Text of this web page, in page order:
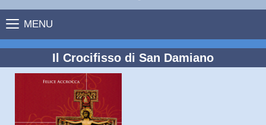
MENU
Il Crocifisso di San Damiano